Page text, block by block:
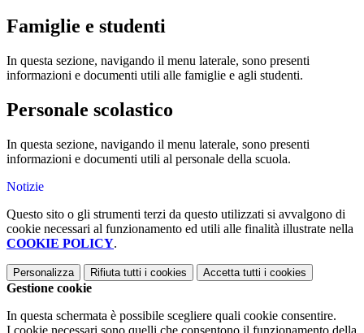
Famiglie e studenti
In questa sezione, navigando il menu laterale, sono presenti
informazioni e documenti utili alle famiglie e agli studenti.
Personale scolastico
In questa sezione, navigando il menu laterale, sono presenti
informazioni e documenti utili al personale della scuola.
Notizie
Questo sito o gli strumenti terzi da questo utilizzati si avvalgono di
cookie necessari al funzionamento ed utili alle finalità illustrate nella
COOKIE POLICY.
Personalizza Rifiuta tutti i cookies Accetta tutti i cookies
Gestione cookie
In questa schermata è possibile scegliere quali cookie consentire.
I cookie necessari sono quelli che consentono il funzionamento della